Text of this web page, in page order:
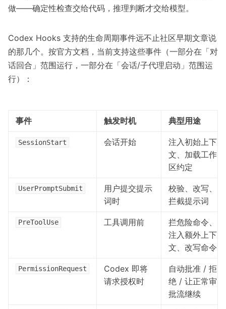
做——确定性检查交给代码，推理判断才交给模型。
Codex Hooks 支持的生命周期事件远不止社区早期文章说
的那几个。按官方文档，当前支持这些事件（一部分在「对
话回合」范围运行，一部分在「会话/子代理启动」范围运
行）：
事件 触发时机 典型用途
SessionStart 会话开始
注入初始上下
文、加载工作
区约定
UserPromptSubmit
用户提交提示
词时
校验、改写、
拦截提示词
PreToolUse 工具调用前
拦危险命令、
注入额外上下
文、改写命令
PermissionRequest
Codex 即将
请求授权时
自动批准 / 拒
绝 / 让正常审
批流继续